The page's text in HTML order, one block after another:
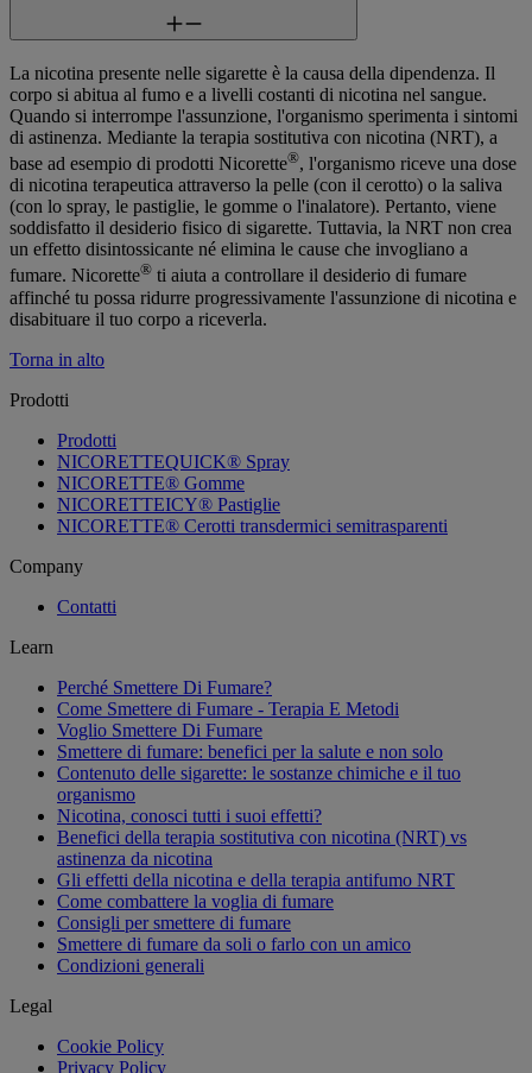
La nicotina presente nelle sigarette è la causa della dipendenza. Il
corpo si abitua al fumo e a livelli costanti di nicotina nel sangue.
Quando si interrompe l'assunzione, l'organismo sperimenta i sintomi
di astinenza. Mediante la terapia sostitutiva con nicotina (NRT), a
base ad esempio di prodotti Nicorette®, l'organismo riceve una dose
di nicotina terapeutica attraverso la pelle (con il cerotto) o la saliva
(con lo spray, le pastiglie, le gomme o l'inalatore). Pertanto, viene
soddisfatto il desiderio fisico di sigarette. Tuttavia, la NRT non crea
un effetto disintossicante né elimina le cause che invogliano a
fumare. Nicorette® ti aiuta a controllare il desiderio di fumare
affinché tu possa ridurre progressivamente l'assunzione di nicotina e
disabituare il tuo corpo a riceverla.
Torna in alto
Prodotti
Prodotti
NICORETTEQUICK® Spray
NICORETTE® Gomme
NICORETTEICY® Pastiglie
NICORETTE® Cerotti transdermici semitrasparenti
Company
Contatti
Learn
Perché Smettere Di Fumare?
Come Smettere di Fumare - Terapia E Metodi
Voglio Smettere Di Fumare
Smettere di fumare: benefici per la salute e non solo
Contenuto delle sigarette: le sostanze chimiche e il tuo
organismo
Nicotina, conosci tutti i suoi effetti?
Benefici della terapia sostitutiva con nicotina (NRT) vs
astinenza da nicotina
Gli effetti della nicotina e della terapia antifumo NRT
Come combattere la voglia di fumare
Consigli per smettere di fumare
Smettere di fumare da soli o farlo con un amico
Condizioni generali
Legal
Cookie Policy
Privacy Policy